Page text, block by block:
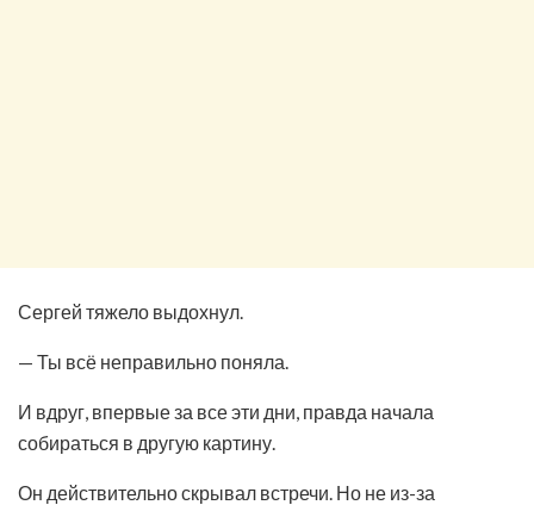
Сергей тяжело выдохнул.
— Ты всё неправильно поняла.
И вдруг, впервые за все эти дни, правда начала
собираться в другую картину.
Он действительно скрывал встречи. Но не из-за